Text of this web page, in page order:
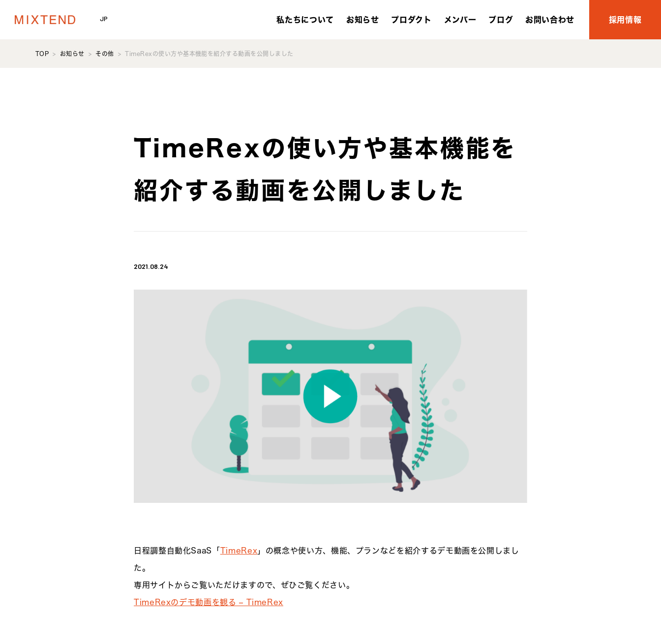
JP 私たちについて お知らせ プロダクト メンバー ブログ お問い合わせ 採用情報
TOP お知らせ その他 TimeRexの使い方や基本機能を紹介する動画を公開しました
TimeRexの使い方や基本機能を
紹介する動画を公開しました
2021.08.24
日程調整自動化SaaS「TimeRex」の概念や使い方、機能、プランなどを紹介するデモ動画を公開しまし
た。
専用サイトからご覧いただけますので、ぜひご覧ください。
TimeRexのデモ動画を観る – TimeRex